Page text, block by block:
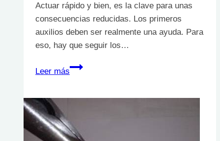
Actuar rápido y bien, es la clave para unas
consecuencias reducidas. Los primeros
auxilios deben ser realmente una ayuda. Para
eso, hay que seguir los…
Leer más
Montañismo: